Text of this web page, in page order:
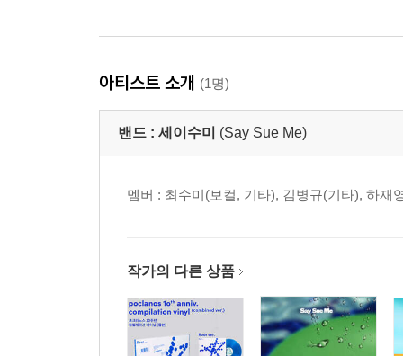
아티스트 소개 (1명)
밴드 : 세이수미 (Say Sue Me)
멤버 : 최수미(보컬, 기타), 김병규(기타), 하재
작가의 다른 상품